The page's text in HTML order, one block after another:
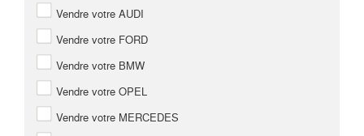
Vendre votre AUDI
Vendre votre FORD
Vendre votre BMW
Vendre votre OPEL
Vendre votre MERCEDES